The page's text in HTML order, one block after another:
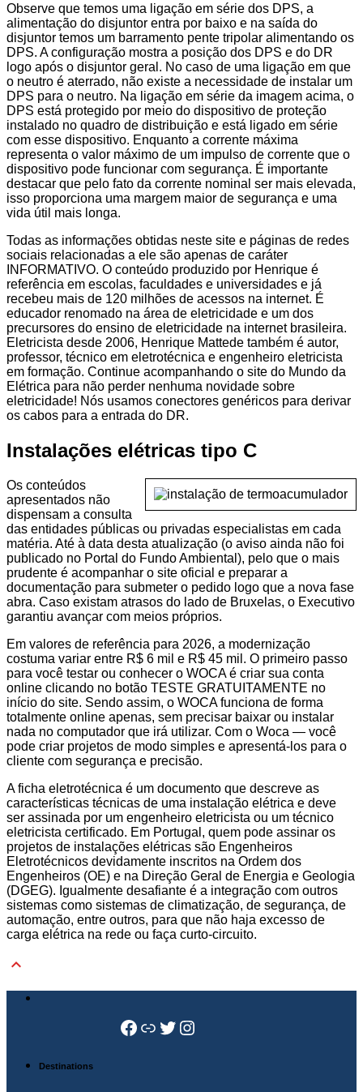
Observe que temos uma ligação em série dos DPS, a
alimentação do disjuntor entra por baixo e na saída do
disjuntor temos um barramento pente tripolar alimentando os
DPS. A configuração mostra a posição dos DPS e do DR
logo após o disjuntor geral. No caso de uma ligação em que
o neutro é aterrado, não existe a necessidade de instalar um
DPS para o neutro. Na ligação em série da imagem acima, o
DPS está protegido por meio do dispositivo de proteção
instalado no quadro de distribuição e está ligado em série
com esse dispositivo. Enquanto a corrente máxima
representa o valor máximo de um impulso de corrente que o
dispositivo pode funcionar com segurança. É importante
destacar que pelo fato da corrente nominal ser mais elevada,
isso proporciona uma margem maior de segurança e uma
vida útil mais longa.
Todas as informações obtidas neste site e páginas de redes
sociais relacionadas a ele são apenas de caráter
INFORMATIVO. O conteúdo produzido por Henrique é
referência em escolas, faculdades e universidades e já
recebeu mais de 120 milhões de acessos na internet. É
educador renomado na área de eletricidade e um dos
precursores do ensino de eletricidade na internet brasileira.
Eletricista desde 2006, Henrique Mattede também é autor,
professor, técnico em eletrotécnica e engenheiro eletricista
em formação. Continue acompanhando o site do Mundo da
Elétrica para não perder nenhuma novidade sobre
eletricidade! Nós usamos conectores genéricos para derivar
os cabos para a entrada do DR.
Instalações elétricas tipo C
Os conteúdos
apresentados não
dispensam a consulta
das entidades públicas ou privadas especialistas em cada
matéria. Até à data desta atualização (o aviso ainda não foi
publicado no Portal do Fundo Ambiental), pelo que o mais
prudente é acompanhar o site oficial e preparar a
documentação para submeter o pedido logo que a nova fase
abra. Caso existam atrasos do lado de Bruxelas, o Executivo
garantiu avançar com meios próprios.
Em valores de referência para 2026, a modernização
costuma variar entre R$ 6 mil e R$ 45 mil. O primeiro passo
para você testar ou conhecer o WOCA é criar sua conta
online clicando no botão TESTE GRATUITAMENTE no
início do site. Sendo assim, o WOCA funciona de forma
totalmente online apenas, sem precisar baixar ou instalar
nada no computador que irá utilizar. Com o Woca — você
pode criar projetos de modo simples e apresentá-los para o
cliente com segurança e precisão.
A ficha eletrotécnica é um documento que descreve as
características técnicas de uma instalação elétrica e deve
ser assinada por um engenheiro eletricista ou um técnico
eletricista certificado. Em Portugal, quem pode assinar os
projetos de instalações elétricas são Engenheiros
Eletrotécnicos devidamente inscritos na Ordem dos
Engenheiros (OE) e na Direção Geral de Energia e Geologia
(DGEG). Igualmente desafiante é a integração com outros
sistemas como sistemas de climatização, de segurança, de
automação, entre outros, para que não haja excesso de
carga elétrica na rede ou faça curto-circuito.

Facebook
LinkTwitter
Instagram
Destinations